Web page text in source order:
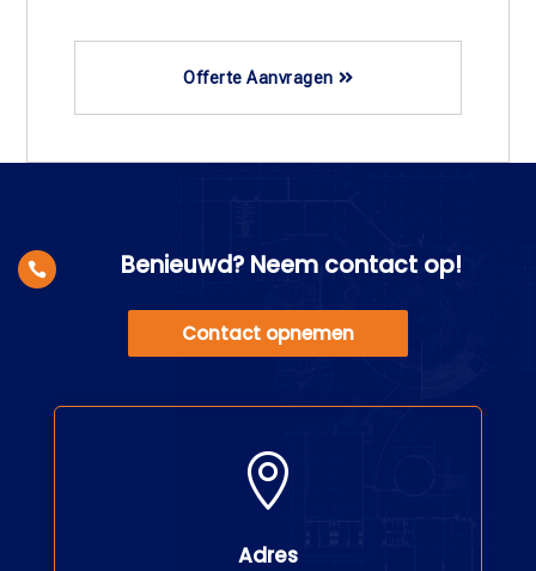
Offerte Aanvragen
 Benieuwd? Neem contact op!
Contact opnemen

Adres